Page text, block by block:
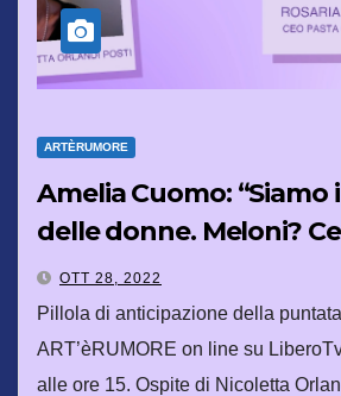
ARTÈRUMORE
Amelia Cuomo: “Siamo
delle donne. Meloni?
credibile”
OTT 28, 2022
Pillola di anticipazione della
ART’èRUMORE on line su
alle ore 15. Ospite di Nicoletta